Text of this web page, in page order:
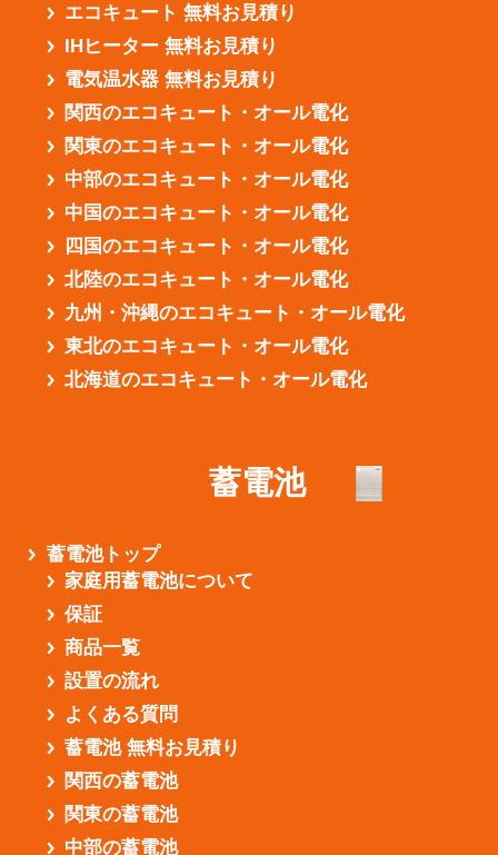
エコキュート 無料お見積り
IHヒーター 無料お見積り
電気温水器 無料お見積り
関西のエコキュート・オール電化
関東のエコキュート・オール電化
中部のエコキュート・オール電化
中国のエコキュート・オール電化
四国のエコキュート・オール電化
北陸のエコキュート・オール電化
九州・沖縄のエコキュート・オール電化
東北のエコキュート・オール電化
北海道のエコキュート・オール電化
蓄電池
蓄電池トップ
家庭用蓄電池について
保証
商品一覧
設置の流れ
よくある質問
蓄電池 無料お見積り
関西の蓄電池
関東の蓄電池
中部の蓄電池